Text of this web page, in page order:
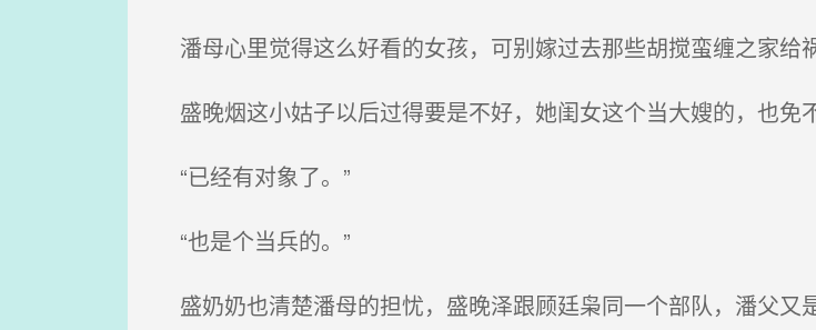
潘母心里觉得这么好看的女孩，可别嫁过去那些胡搅蛮缠之家给
盛晚烟这小姑子以后过得要是不好，她闺女这个当大嫂的，也免
“已经有对象了。”
“也是个当兵的。”
盛奶奶也清楚潘母的担忧，盛晚泽跟顾廷枭同一个部队，潘父又